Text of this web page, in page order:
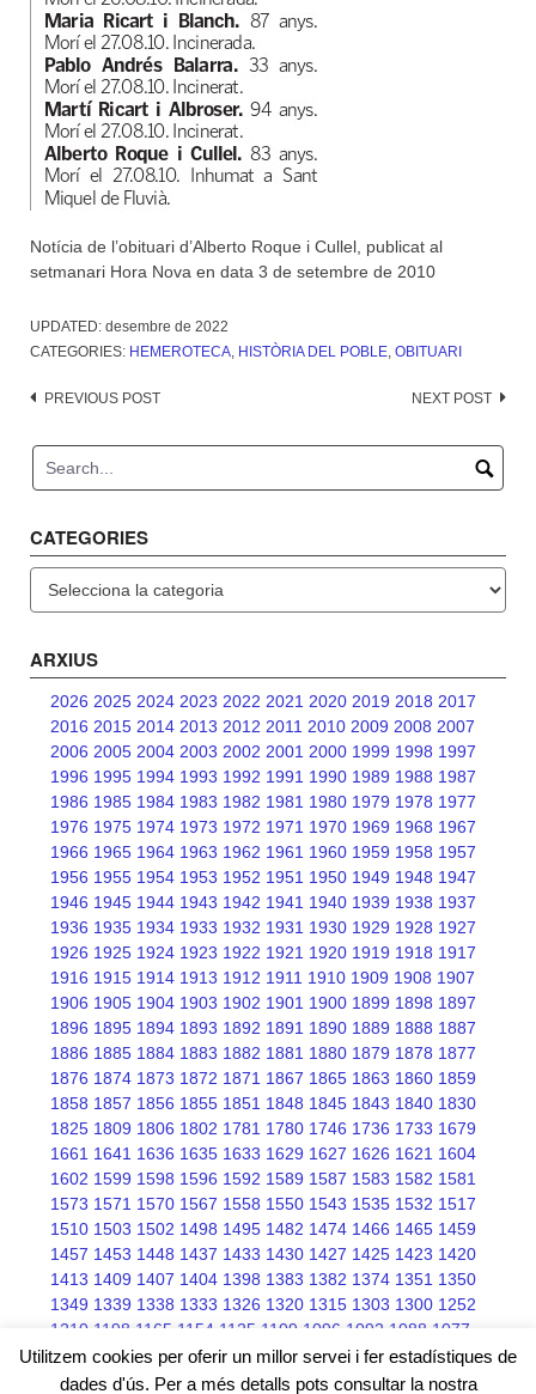
Notícia de l’obituari d’Alberto Roque i Cullel, publicat al
setmanari Hora Nova en data 3 de setembre de 2010
UPDATED: desembre de 2022
CATEGORIES: HEMEROTECA, HISTÒRIA DEL POBLE, OBITUARI
Post
PREVIOUS POST NEXT POST
CATEGORIES
ARXIUS
2026 2025 2024 2023 2022 2021 2020 2019 2018 2017
2016 2015 2014 2013 2012 2011 2010 2009 2008 2007
2006 2005 2004 2003 2002 2001 2000 1999 1998 1997
1996 1995 1994 1993 1992 1991 1990 1989 1988 1987
1986 1985 1984 1983 1982 1981 1980 1979 1978 1977
1976 1975 1974 1973 1972 1971 1970 1969 1968 1967
1966 1965 1964 1963 1962 1961 1960 1959 1958 1957
1956 1955 1954 1953 1952 1951 1950 1949 1948 1947
1946 1945 1944 1943 1942 1941 1940 1939 1938 1937
1936 1935 1934 1933 1932 1931 1930 1929 1928 1927
1926 1925 1924 1923 1922 1921 1920 1919 1918 1917
1916 1915 1914 1913 1912 1911 1910 1909 1908 1907
1906 1905 1904 1903 1902 1901 1900 1899 1898 1897
1896 1895 1894 1893 1892 1891 1890 1889 1888 1887
1886 1885 1884 1883 1882 1881 1880 1879 1878 1877
1876 1874 1873 1872 1871 1867 1865 1863 1860 1859
1858 1857 1856 1855 1851 1848 1845 1843 1840 1830
1825 1809 1806 1802 1781 1780 1746 1736 1733 1679
1661 1641 1636 1635 1633 1629 1627 1626 1621 1604
1602 1599 1598 1596 1592 1589 1587 1583 1582 1581
1573 1571 1570 1567 1558 1550 1543 1535 1532 1517
1510 1503 1502 1498 1495 1482 1474 1466 1465 1459
1457 1453 1448 1437 1433 1430 1427 1425 1423 1420
1413 1409 1407 1404 1398 1383 1382 1374 1351 1350
1349 1339 1338 1333 1326 1320 1315 1303 1300 1252
1210 1198 1165 1154 1125 1109 1096 1092 1088 1077
1076 1075 1068 1066 1045
Utilitzem cookies per oferir un millor servei i fer estadístiques de
dades d'ús. Per a més detalls pots consultar la nostra